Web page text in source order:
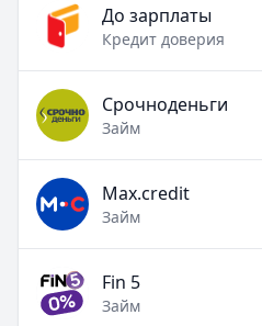
До зарплаты
Кредит доверия
Срочноденьги
Займ
Max.credit
Займ
Fin 5
Займ